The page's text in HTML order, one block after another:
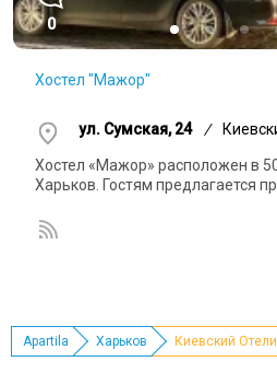
0
Хостел "Мажор"
ул. Сумская, 24 /
Хостел «Мажор» расположен в
Харьков. Гостям предлагается
Apartila Харьков Киевский